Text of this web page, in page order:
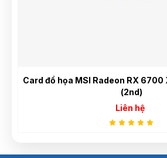
Card đồ họa MSI Radeon RX 6700
(2nd)
Liên hệ